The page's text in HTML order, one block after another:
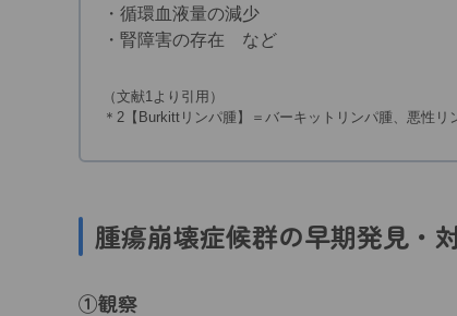
・循環血液量の減少
・腎障害の存在 など
（文献1より引用）
＊2【Burkittリンパ腫】＝バーキットリンパ腫、悪性リ
腫瘍崩壊症候群の早期発見・
①観察